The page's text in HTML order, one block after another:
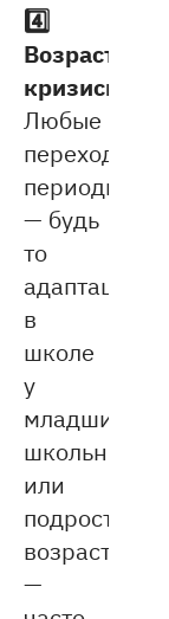
4️⃣
Возрастные
кризисы.
Любые
переходные
периоды
— будь
то
адаптация
в
школе
у
младших
школьников
или
подростковый
возраст
—